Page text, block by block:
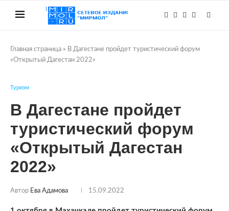
Главная страница » В Дагестане пройдет туристический форум
«Открытый Дагестан 2022»
Туризм
В Дагестане пройдет
туристический форум
«Открытый Дагестан
2022»
Автор Ева Адамова 15.09.2022